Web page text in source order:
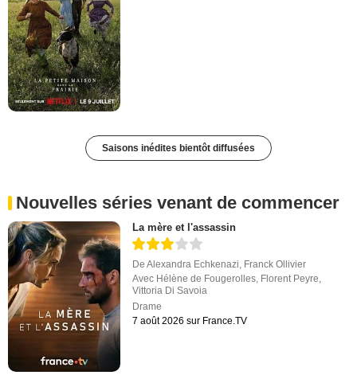
Saisons inédites bientôt diffusées
Nouvelles séries venant de commencer
La mère et l'assassin
DeAlexandra Echkenazi, Franck Ollivier
Avec Hélène de Fougerolles, Florent Peyre,
Vittoria Di Savoia
Drame
7 août 2026 sur France.TV